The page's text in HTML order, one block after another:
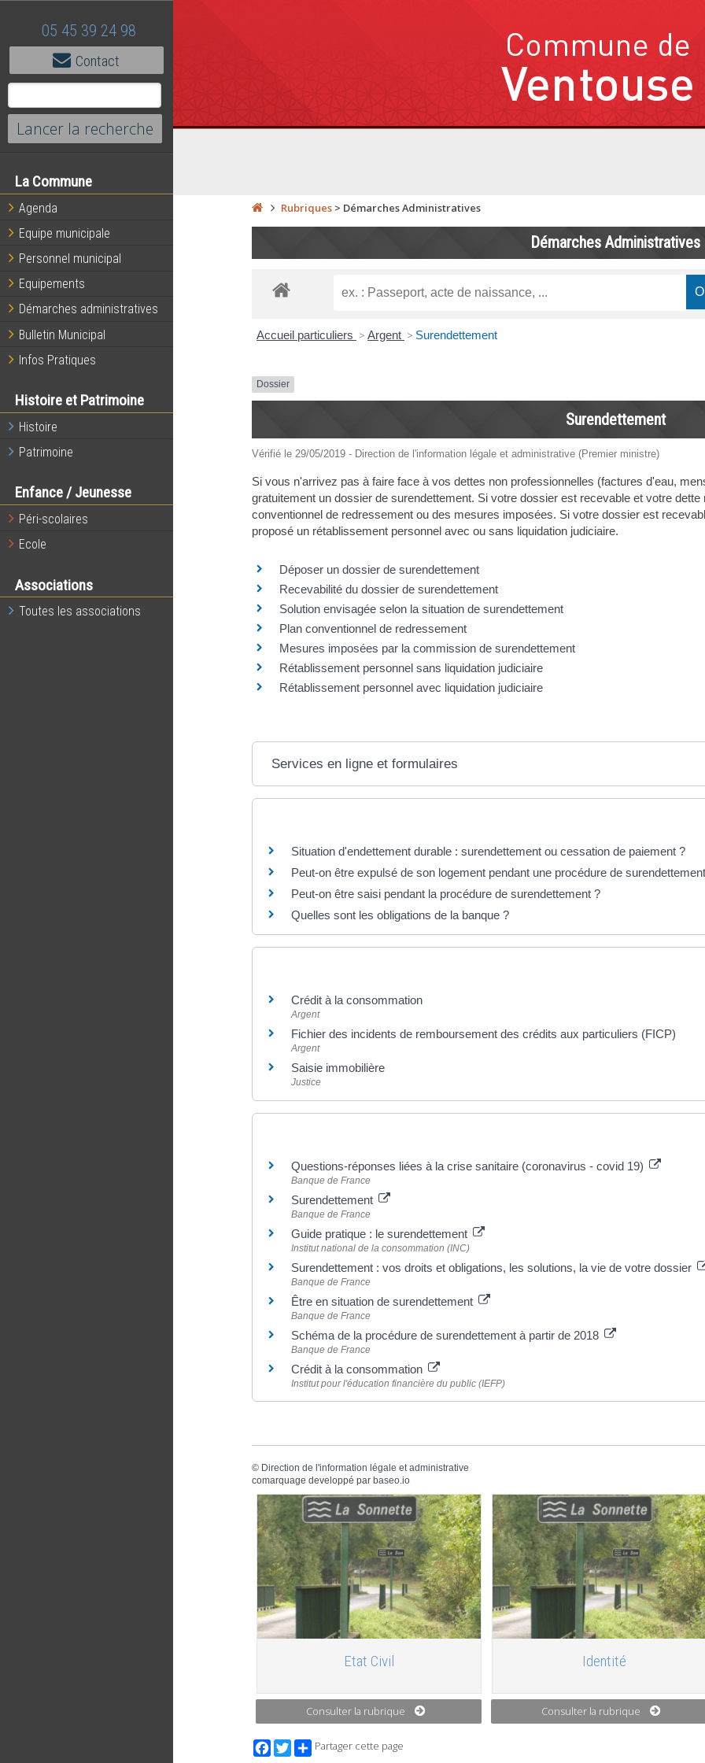
05 45 39 24 98
Contact
La Commune
Agenda
Equipe municipale
Personnel municipal
Equipements
Démarches administratives
Bulletin Municipal
Infos Pratiques
Histoire et Patrimoine
Histoire
Patrimoine
Enfance / Jeunesse
Péri-scolaires
Ecole
Associations
Toutes les associations
Rubriques> Démarches Administratives
Démarches Administratives
Accueil particuliers > Argent > Surendettement
Dossier
Surendettement
Vérifié le 29/05/2019 - Direction de l'information légale et administrative (Premier ministre)
Si vous n'arrivez pas à faire face à vos dettes non professionnelles (factures d'eau,
gratuitement un dossier de surendettement. Si votre dossier est recevable et votre
conventionnel de redressement ou des mesures imposées. Si votre dossier est
proposé un rétablissement personnel avec ou sans liquidation judiciaire.
Déposer un dossier de surendettement
Recevabilité du dossier de surendettement
Solution envisagée selon la situation de surendettement
Plan conventionnel de redressement
Mesures imposées par la commission de surendettement
Rétablissement personnel sans liquidation judiciaire
Rétablissement personnel avec liquidation judiciaire
Services en ligne et formulaires
Situation d'endettement durable : surendettement ou cessation de paiement ?
Peut-on être expulsé de son logement pendant une procédure de
Peut-on être saisi pendant la procédure de surendettement ?
Quelles sont les obligations de la banque ?
Crédit à la consommation
Argent
Fichier des incidents de remboursement des crédits aux particuliers (FICP)
Argent
Saisie immobilière
Justice
Questions-réponses liées à la crise sanitaire (coronavirus - covid 19)
Banque de France
Surendettement
Banque de France
Guide pratique : le surendettement
Institut national de la consommation (INC)
Surendettement : vos droits et obligations, les solutions, la vie de votre dossier
Banque de France
Être en situation de surendettement
Banque de France
Schéma de la procédure de surendettement à partir de 2018
Banque de France
Crédit à la consommation
Institut pour l'éducation financière du public (IEFP)
© Direction de l'information légale et administrative
comarquage developpé par baseo.io
Etat Civil
Consulter la rubrique
Identité
Consulter la rubrique
FacebookTwitterPartager cette page